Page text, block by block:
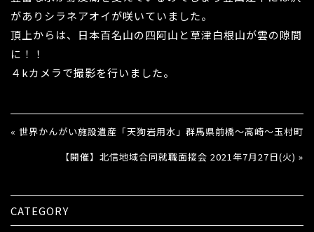
がありシラネアオイが咲いていました。
頂上からは、日本百名山の四阿山と草津白根山が雲の隙間
に！！
４kカメラで撮影を行いました。
« 世界かんがい施設遺産「天狗岩用水」群馬県前橋〜高崎〜玉村町
【開催】北信地域合同就職面接会 2021年7月27日(火) »
CATEGORY